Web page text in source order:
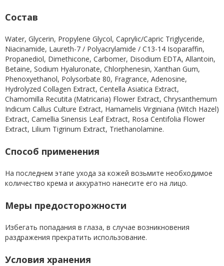
Состав
Water, Glycerin, Propylene Glycol, Caprylic/Capric Triglyceride,
Niacinamide, Laureth-7 / Polyacrylamide / C13-14 Isoparaffin,
Propanediol, Dimethicone, Carbomer, Disodium EDTA, Allantoin,
Betaine, Sodium Hyaluronate, Chlorphenesin, Xanthan Gum,
Phenoxyethanol, Polysorbate 80, Fragrance, Adenosine,
Hydrolyzed Collagen Extract, Centella Asiatica Extract,
Chamomilla Recutita (Matricaria) Flower Extract, Chrysanthemum
Indicum Callus Culture Extract, Hamamelis Virginiana (Witch Hazel)
Extract, Camellia Sinensis Leaf Extract, Rosa Centifolia Flower
Extract, Lilium Tigrinum Extract, Triethanolamine.
Способ применения
На последнем этапе ухода за кожей возьмите необходимое
количество крема и аккуратно нанесите его на лицо.
Меры предосторожности
Избегать попадания в глаза, в случае возникновения
раздражения прекратить использование.
Условия хранения